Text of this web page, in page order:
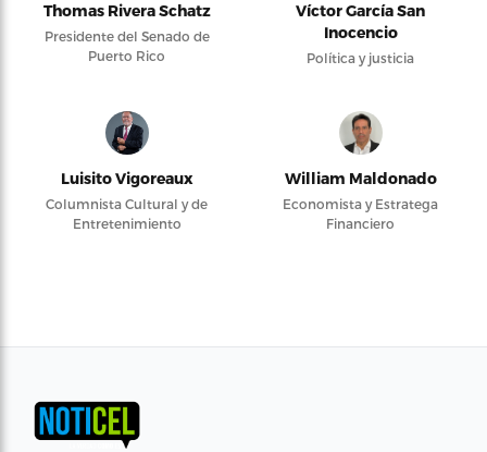
Thomas Rivera Schatz
Presidente del Senado de
Puerto Rico
Víctor García San
Inocencio
Política y justicia
Luisito Vigoreaux
Columnista Cultural y de
Entretenimiento
William Maldonado
Economista y Estratega
Financiero